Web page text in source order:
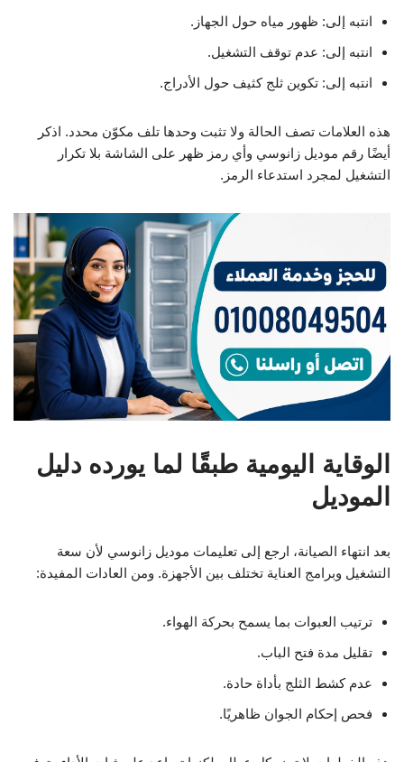
انتبه إلى: ظهور مياه حول الجهاز.
انتبه إلى: عدم توقف التشغيل.
انتبه إلى: تكوين ثلج كثيف حول الأدراج.
هذه العلامات تصف الحالة ولا تثبت وحدها تلف مكوّن محدد. اذكر
أيضًا رقم موديل زانوسي وأي رمز ظهر على الشاشة بلا تكرار
التشغيل لمجرد استدعاء الرمز.
الوقاية اليومية طبقًا لما يورده دليل
الموديل
بعد انتهاء الصيانة، ارجع إلى تعليمات موديل زانوسي لأن سعة
التشغيل وبرامج العناية تختلف بين الأجهزة. ومن العادات المفيدة:
ترتيب العبوات بما يسمح بحركة الهواء.
تقليل مدة فتح الباب.
عدم كشط الثلج بأداة حادة.
فحص إحكام الجوان ظاهريًا.